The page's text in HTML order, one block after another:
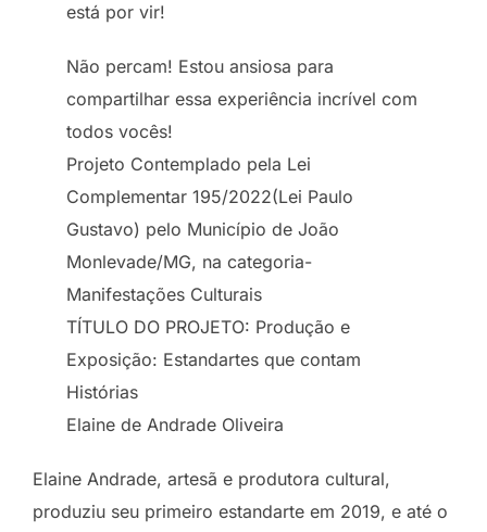
está por vir!
Não percam! Estou ansiosa para
compartilhar essa experiência incrível com
todos vocês!
Projeto Contemplado pela Lei
Complementar 195/2022(Lei Paulo
Gustavo) pelo Município de João
Monlevade/MG, na categoria-
Manifestações Culturais
TÍTULO DO PROJETO: Produção e
Exposição: Estandartes que contam
Histórias
Elaine de Andrade Oliveira
Elaine Andrade, artesã e produtora cultural,
produziu seu primeiro estandarte em 2019, e até o